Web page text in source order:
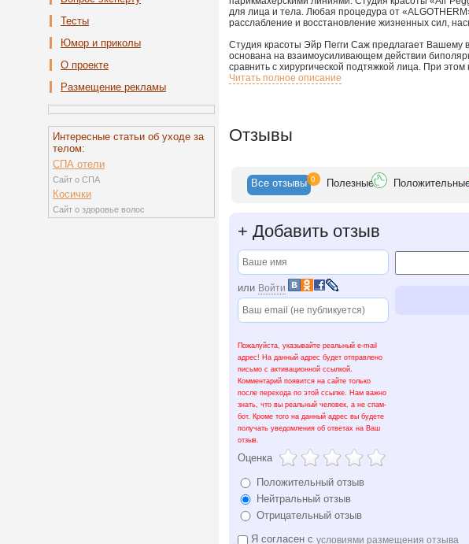
Тесты
Юмор и приколы
О проекте
Размещение рекламы
Интересные статьи об уходе за
телом:
СПА отели
Сайт о СПА
Косички
Сайт о здоровье волос
для лица и тела. Любая процедура от
расслабление и восстановление жизненных сил,
Студия красоты Эйр Пегги Саж предлагает Вашему
основана на взаимоусиливающем действии
сравнить с хирургической подтяжкой лица. При
Читать полное описание
Отзывы
Все отзывы 0 Полезные Положит
+ Добавить отзыв
или Войти
Пожалуйста, указывайте реальный e-mail
адрес! На данный адрес будет отправлено
письмо с активационной ссылкой.
Комментарий появится на сайте только
после перехода по этой ссылке. Нам важно
знать, что вы реальный человек, а не спам-
бот. Кроме того на данный адрес вы будете
получать уведомления об ответах на Ваш
отзыв.
Оценка
Положительный отзыв
Нейтральный отзыв
Отрицательный отзыв
Я согласен с условиями размещения отзыва